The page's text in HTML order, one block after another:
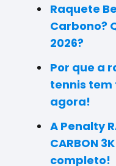
Raquete
Carbono?
2026?
Por que a
tennis tem
agora!
A Penalty
CARBON
completo!